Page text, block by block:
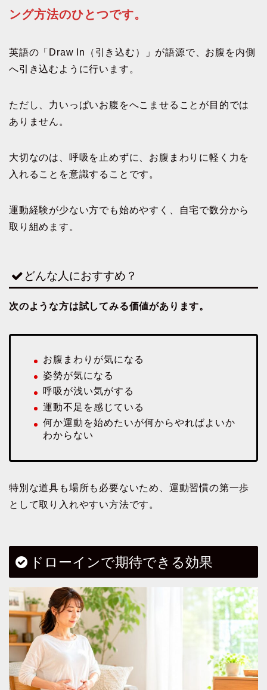
ング方法のひとつです。
英語の「Draw In（引き込む）」が語源で、お腹を内側
へ引き込むように行います。
ただし、力いっぱいお腹をへこませることが目的では
ありません。
大切なのは、呼吸を止めずに、お腹まわりに軽く力を
入れることを意識することです。
運動経験が少ない方でも始めやすく、自宅で数分から
取り組めます。
どんな人におすすめ？
次のような方は試してみる価値があります。
お腹まわりが気になる
姿勢が気になる
呼吸が浅い気がする
運動不足を感じている
何か運動を始めたいが何からやればよいか
わからない
特別な道具も場所も必要ないため、運動習慣の第一歩
として取り入れやすい方法です。
ドローインで期待できる効果